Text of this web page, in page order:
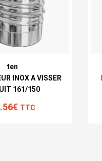
ten
INOX A VISSER
161/150
TTC